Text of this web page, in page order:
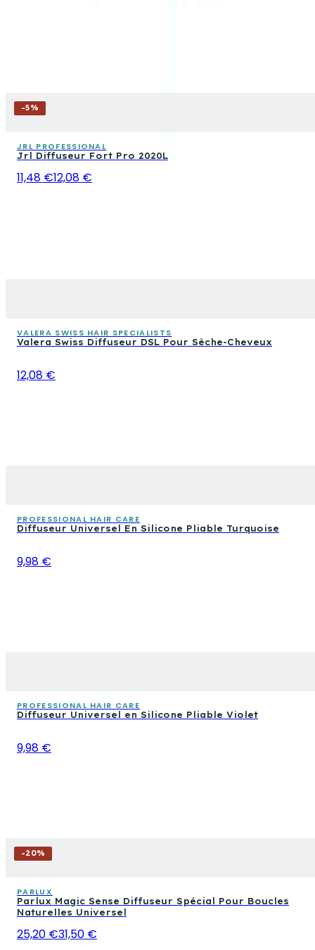
-5%
JRL PROFESSIONAL
Jrl Diffuseur Fort Pro 2020L
11,48 €12,08 €
VALERA SWISS HAIR SPECIALISTS
Valera Swiss Diffuseur DSL Pour Sèche-Cheveux
12,08 €
PROFESSIONAL HAIR CARE
Diffuseur Universel En Silicone Pliable Turquoise
9,98 €
PROFESSIONAL HAIR CARE
Diffuseur Universel en Silicone Pliable Violet
9,98 €
-20%
PARLUX
Parlux Magic Sense Diffuseur Spécial Pour Boucles
Naturelles Universel
25,20 €31,50 €